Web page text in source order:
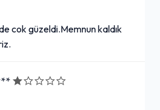
cok güzeldi.Memnun kaldık